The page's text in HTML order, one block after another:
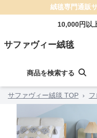
絨毯専門通販
10,000円以
サファヴィー絨毯
商品を検索する
サファヴィー絨毯 TOP ›